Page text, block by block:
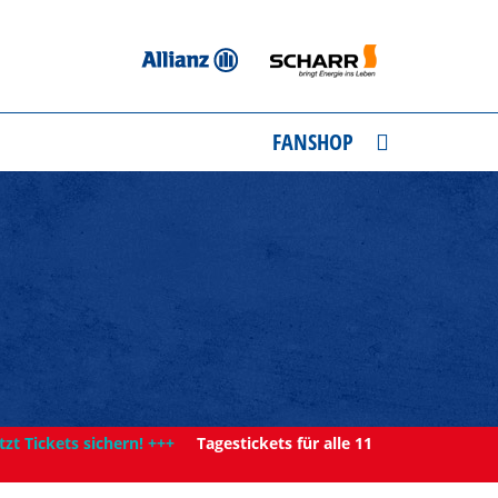
FANSHOP
Tickets sichern! +++ Tagestickets für alle 11